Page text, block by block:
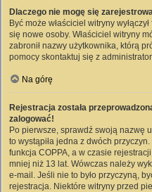
Dlaczego nie mogę się
Być może właściciel witryny
się nowe osoby. Właściciel witryny
zabronił nazwy użytkownika, którą
pomocy skontaktuj się z
Na górę
Rejestracja została
zalogować!
Po pierwsze, sprawdź swoją nazwę
to wystąpiła jedna z dwóch
funkcja COPPA, a w czasie
mniej niż 13 lat. Wówczas należy
e-mail. Jeśli nie to było przyczyną,
rejestracja. Niektóre witryny przed